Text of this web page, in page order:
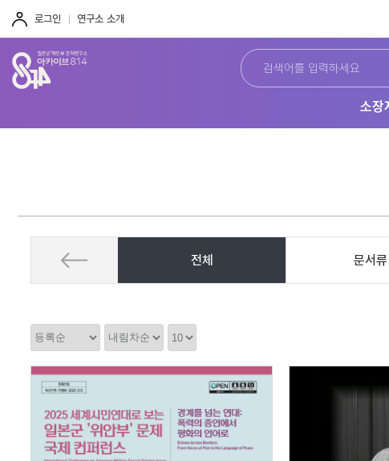
로그인 연구소 소개
소장
전체 문서류
정
렬
정
렬
순
서
정
렬
갯
수